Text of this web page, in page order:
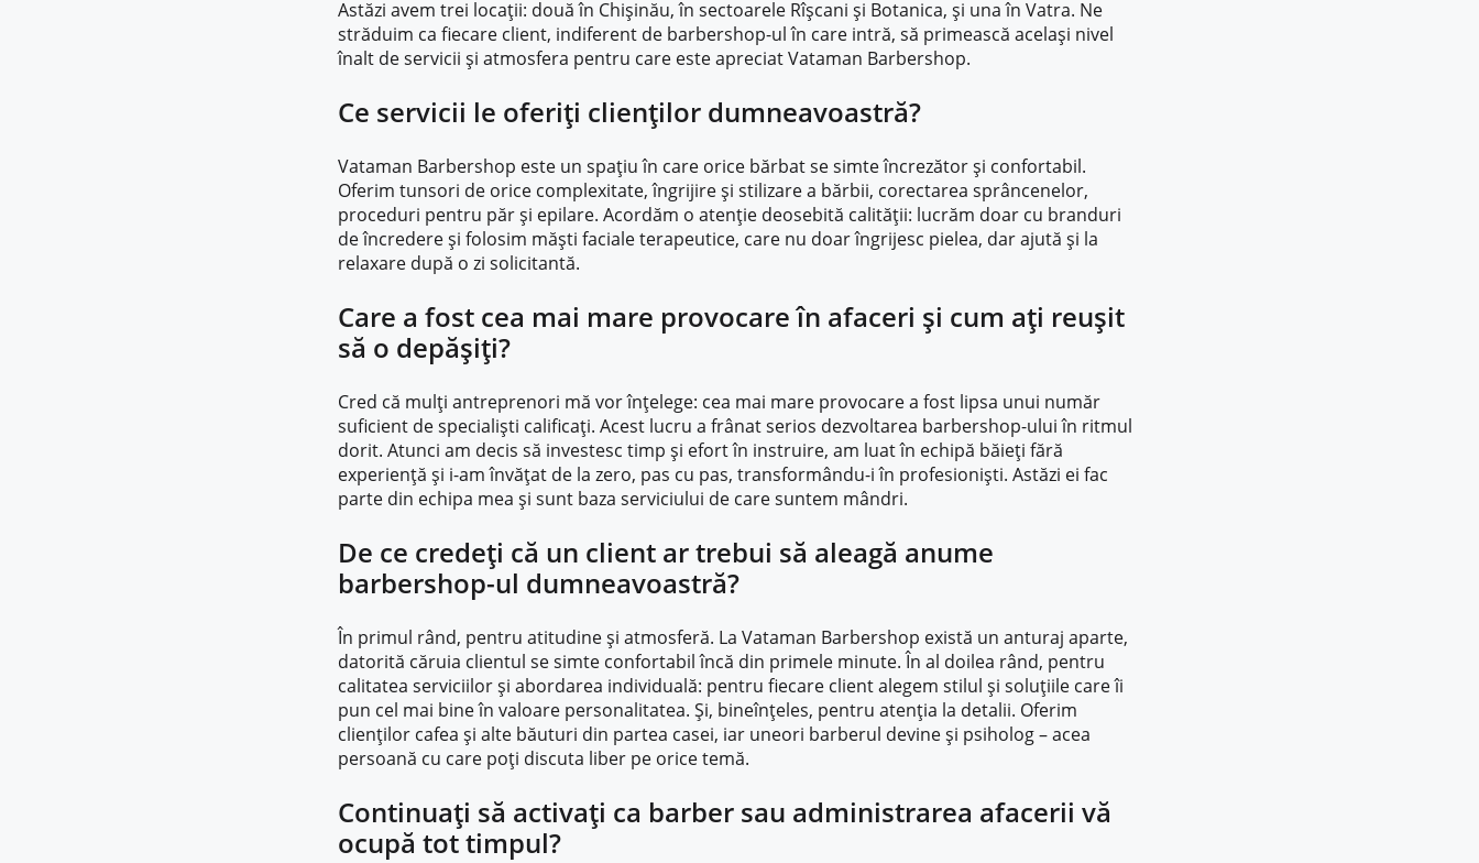
Astăzi avem trei locații: două în Chișinău, în sectoarele Rîșcani și Botanica, și una în Vatra. Ne
străduim ca fiecare client, indiferent de barbershop-ul în care intră, să primească același nivel
înalt de servicii și atmosfera pentru care este apreciat Vataman Barbershop.
Ce servicii le oferiți clienților dumneavoastră?
Vataman Barbershop este un spațiu în care orice bărbat se simte încrezător și confortabil.
Oferim tunsori de orice complexitate, îngrijire și stilizare a bărbii, corectarea sprâncenelor,
proceduri pentru păr și epilare. Acordăm o atenție deosebită calității: lucrăm doar cu branduri
de încredere și folosim măști faciale terapeutice, care nu doar îngrijesc pielea, dar ajută și la
relaxare după o zi solicitantă.
Care a fost cea mai mare provocare în afaceri și cum ați reușit
să o depășiți?
Cred că mulți antreprenori mă vor înțelege: cea mai mare provocare a fost lipsa unui număr
suficient de specialiști calificați. Acest lucru a frânat serios dezvoltarea barbershop-ului în ritmul
dorit. Atunci am decis să investesc timp și efort în instruire, am luat în echipă băieți fără
experiență și i-am învățat de la zero, pas cu pas, transformându-i în profesioniști. Astăzi ei fac
parte din echipa mea și sunt baza serviciului de care suntem mândri.
De ce credeți că un client ar trebui să aleagă anume
barbershop-ul dumneavoastră?
În primul rând, pentru atitudine și atmosferă. La Vataman Barbershop există un anturaj aparte,
datorită căruia clientul se simte confortabil încă din primele minute. În al doilea rând, pentru
calitatea serviciilor și abordarea individuală: pentru fiecare client alegem stilul și soluțiile care îi
pun cel mai bine în valoare personalitatea. Și, bineînțeles, pentru atenția la detalii. Oferim
clienților cafea și alte băuturi din partea casei, iar uneori barberul devine și psiholog – acea
persoană cu care poți discuta liber pe orice temă.
Continuați să activați ca barber sau administrarea afacerii vă
ocupă tot timpul?